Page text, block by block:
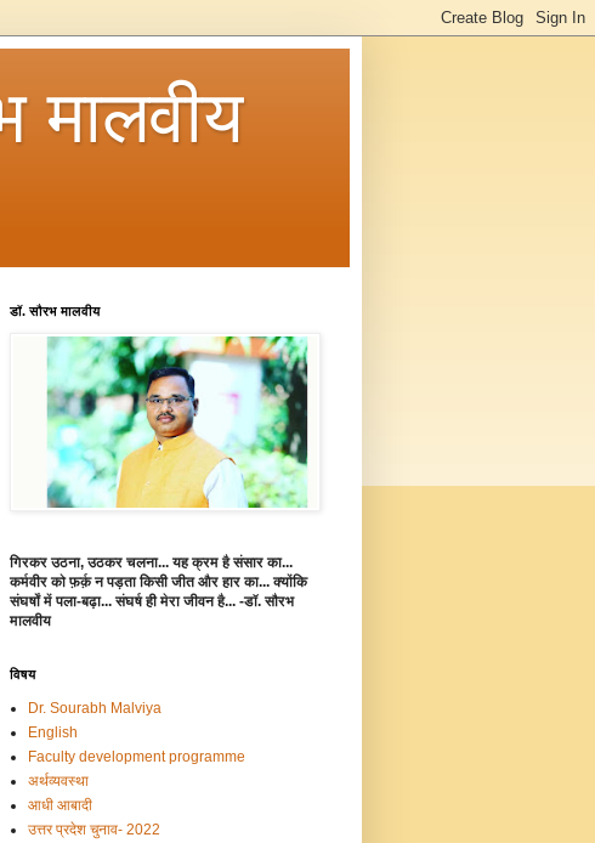
मालवीय
डॉ. सौरभ मालवीय
गिरकर उठना, उठकर चलना... यह क्रम है संसार का...
कर्मवीर को फ़र्क़ न पड़ता किसी जीत और हार का... क्योंकि
संघर्षों में पला-बढ़ा... संघर्ष ही मेरा जीवन है... -डॉ. सौरभ
मालवीय
विषय
Dr. Sourabh Malviya
English
Faculty development programme
अर्थव्यवस्था
आधी आबादी
उत्तर प्रदेश चुनाव- 2022